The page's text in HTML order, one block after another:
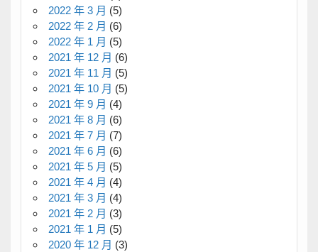
2022 年 3 月 (5)
2022 年 2 月 (6)
2022 年 1 月 (5)
2021 年 12 月 (6)
2021 年 11 月 (5)
2021 年 10 月 (5)
2021 年 9 月 (4)
2021 年 8 月 (6)
2021 年 7 月 (7)
2021 年 6 月 (6)
2021 年 5 月 (5)
2021 年 4 月 (4)
2021 年 3 月 (4)
2021 年 2 月 (3)
2021 年 1 月 (5)
2020 年 12 月 (3)